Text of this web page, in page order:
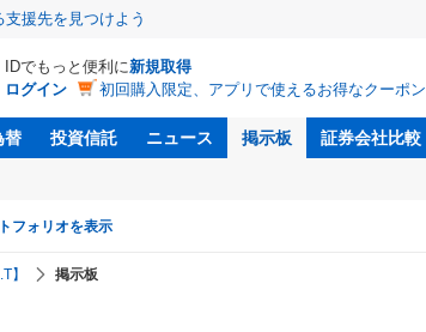
援先を見つけよう
IDでもっと便利に新規取得
ログイン
初回購入限定、アプリで使えるお得なクーポン
替 投資信託 ニュース 掲示板 証券会社比較
フォリオを表示
】 掲示板